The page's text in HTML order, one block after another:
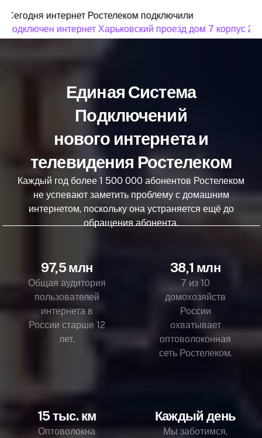
Сегодня интернет Ростелеком подключили
подключен интернет Харьковский проезд дом 7 корпус 2
Единая Система
Подключений
нового интернета и
телевидения Ростелеком
Каждый год более 1 500 000 абонентов Ростелеком
не успевают заметить проблему с домашним
интернетом, поскольку она устраняется ещё до
обращения абонента.
97,5 млн
Общая аудитория
пользователей
интернета в
России старше 12
лет.
38,1 млн
7 из 10
домохозяйств
России
охватывает
оптоволоконная
сеть Ростелеком.
15 тыс. км
Оптоволокна
Каждый день
Мы заботимся,